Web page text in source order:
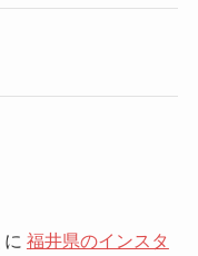
に 福井県のインスタ